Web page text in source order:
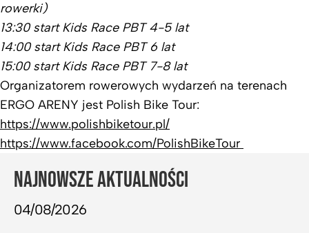
rowerki)
13:30 start Kids Race PBT 4-5 lat
14:00 start Kids Race PBT 6 lat
15:00 start Kids Race PBT 7-8 lat
Organizatorem rowerowych wydarzeń na terenach
ERGO ARENY jest Polish Bike Tour:
https://www.polishbiketour.pl/
https://www.facebook.com/PolishBikeTour
NAJNOWSZE AKTUALNOŚCI
04/08/2026